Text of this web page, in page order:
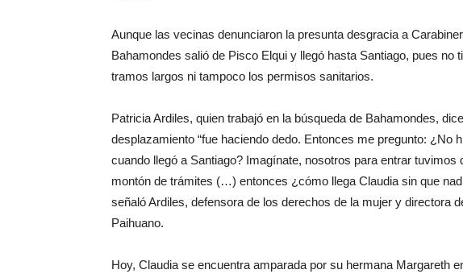
Aunque las vecinas denunciaron la presunta desgracia a
Bahamondes salió de Pisco Elqui y llegó hasta Santiago, pues no
tramos largos ni tampoco los permisos sanitarios.
Patricia Ardiles, quien trabajó en la búsqueda de Bahamondes,
desplazamiento “fue haciendo dedo. Entonces me pregunto: ¿No
cuando llegó a Santiago? Imagínate, nosotros para entrar
montón de trámites (…) entonces ¿cómo llega Claudia sin que
señaló Ardiles, defensora de los derechos de la mujer y directora
Paihuano.
Hoy, Claudia se encuentra amparada por su hermana Margareth